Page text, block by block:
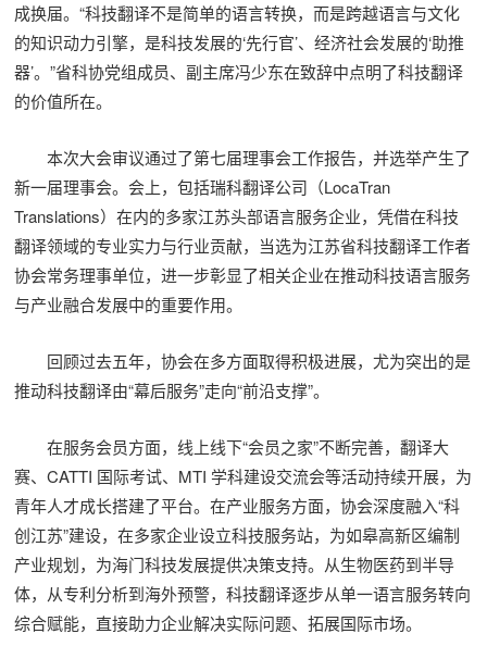
成换届。“科技翻译不是简单的语言转换，而是跨越语言与文化
的知识动力引擎，是科技发展的‘先行官’、经济社会发展的‘助推
器’。”省科协党组成员、副主席冯少东在致辞中点明了科技翻译
的价值所在。
本次大会审议通过了第七届理事会工作报告，并选举产生了
新一届理事会。会上，包括瑞科翻译公司（LocaTran
Translations）在内的多家江苏头部语言服务企业，凭借在科技
翻译领域的专业实力与行业贡献，当选为江苏省科技翻译工作者
协会常务理事单位，进一步彰显了相关企业在推动科技语言服务
与产业融合发展中的重要作用。
回顾过去五年，协会在多方面取得积极进展，尤为突出的是
推动科技翻译由“幕后服务”走向“前沿支撑”。
在服务会员方面，线上线下“会员之家”不断完善，翻译大
赛、CATTI 国际考试、MTI 学科建设交流会等活动持续开展，为
青年人才成长搭建了平台。在产业服务方面，协会深度融入“科
创江苏”建设，在多家企业设立科技服务站，为如皋高新区编制
产业规划，为海门科技发展提供决策支持。从生物医药到半导
体，从专利分析到海外预警，科技翻译逐步从单一语言服务转向
综合赋能，直接助力企业解决实际问题、拓展国际市场。